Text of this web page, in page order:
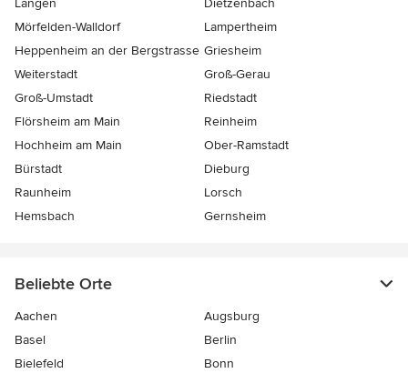
Langen
Dietzenbach
Mörfelden-Walldorf
Lampertheim
Heppenheim an der Bergstrasse Griesheim
Weiterstadt
Groß-Gerau
Groß-Umstadt
Riedstadt
Flörsheim am Main
Reinheim
Hochheim am Main
Ober-Ramstadt
Bürstadt
Dieburg
Raunheim
Lorsch
Hemsbach
Gernsheim
Beliebte Orte
Aachen
Augsburg
Basel
Berlin
Bielefeld
Bonn